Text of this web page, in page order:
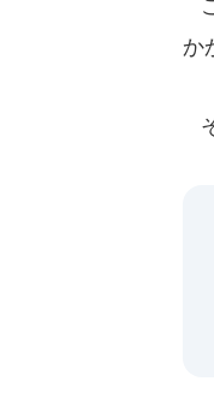
か